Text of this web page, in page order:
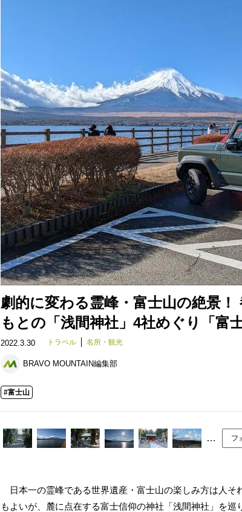
劇的に変わる霊峰・富士山の絶景
もとの「浅間神社」4社めぐり「富
2022.3.30 トラベル 名所・観光
BRAVO MOUNTAIN編集部
#富士山
… フ
日本一の霊峰である世界遺産・富士山の楽しみ方は人そ
もよいが、麓に点在する富士信仰の神社「浅間神社」を巡